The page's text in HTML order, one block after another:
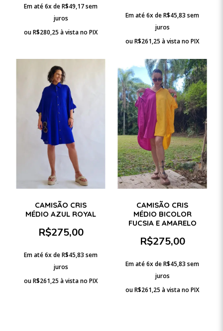
Em até 6x deR$49,17sem
juros
ouR$280,25 à vista no PIX
Em até 6x deR$45,83 sem
juros
ouR$261,25 à vista no PIX
CAMISÃO CRIS
MÉDIO AZUL ROYAL
R$275,00
Em até 6x deR$45,83 sem
juros
ouR$261,25 à vista no PIX
CAMISÃO CRIS
MÉDIO BICOLOR
FUCSIA E AMARELO
R$275,00
Em até 6x deR$45,83 sem
juros
ouR$261,25 à vista no PIX